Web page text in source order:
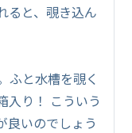
ると、覗き込ん
ふと水槽を覗く
入り！ こういう
良いのでしょう